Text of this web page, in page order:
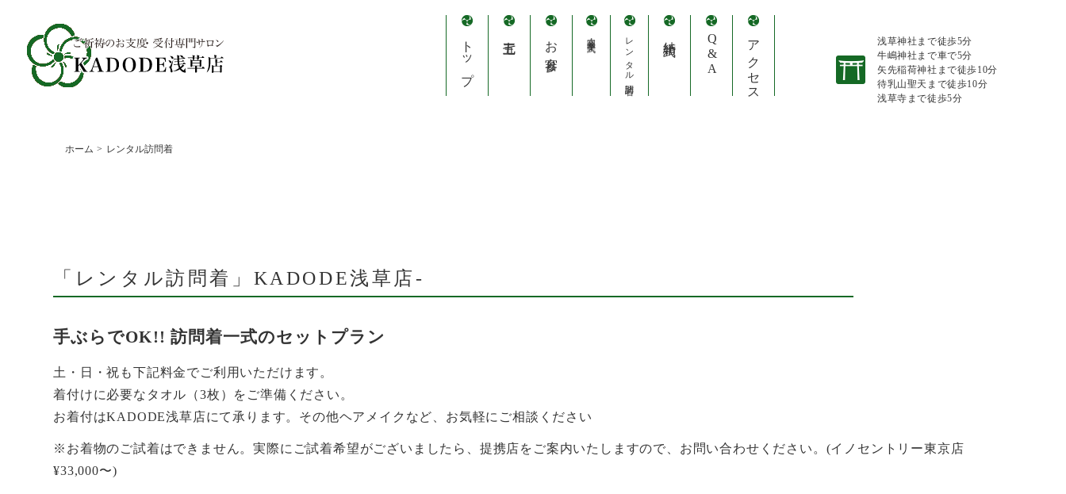
トップ お宮参り レンタル訪問着 Q&A アクセス
浅草神社まで徒歩5分
牛嶋神社まで車で5分
矢先稲荷神社まで徒歩10分
待乳山聖天まで徒歩10分
浅草寺まで徒歩5分
ホーム レンタル訪問着
「レンタル訪問着」 KADODE浅草店-
手ぶらでOK!! 訪問着一式のセットプラン
土・日・祝も下記料金でご利用いただけます。
着付けに必要なタオル（3枚）をご準備ください。
お着付はKADODE浅草店にて承ります。その他ヘアメイクなど、お気軽にご相談ください
※お着物のご試着はできません。実際にご試着希望がございましたら、提携店をご案内いたしますので、お問い合わせください。(イノセントリー東京店
¥33,000〜)